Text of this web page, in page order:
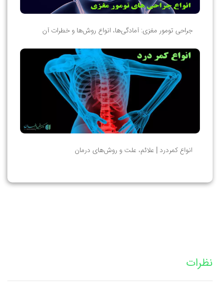
جراحی تومور مغزی: آمادگی‌ها، انواع روش‌ها و خطرات آن
انواع کمردرد | علائم، علت و روش‌های درمان
نظرات